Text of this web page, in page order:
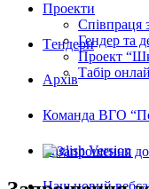
Проекти
Співпраця
Гендер та
Проект
Табір
Tендери
Архів
Команда ВГО
English Version
Наш новий